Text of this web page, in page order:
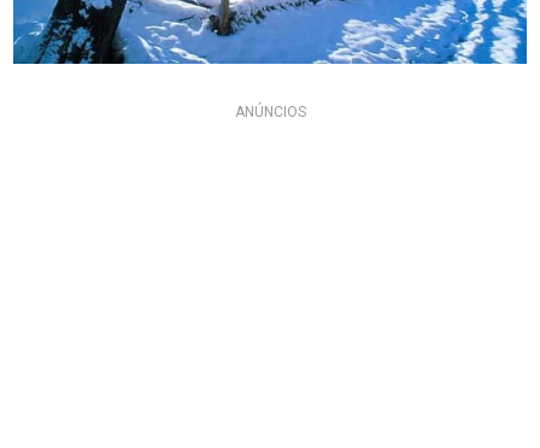
ANÚNCIOS